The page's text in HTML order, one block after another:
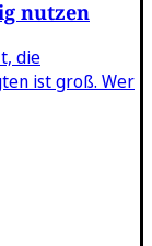
nutzen
die
ist groß. Wer